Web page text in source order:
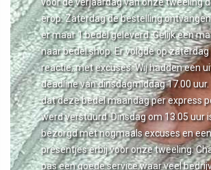
voor de verjaardag van onze tweeling
erop. Zaterdag de bestelling
er maar 1 bedel geleverd. Gelijk een
naar bedel.shop. Er volgde op
reactie, met excuses. Wij hadden een
deadline van dinsdagmiddag 17.00
dat deze bedel maandag per express
werd verstuurd. Dinsdag om 13.05 uur
bezorgd met nogmaals excuses en
presentjes erbij voor onze tweeling.
pas een goede service waar veel